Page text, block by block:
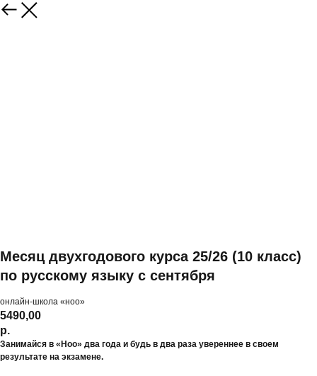
Месяц двухгодового курса 25/26 (10 класс)
по русскому языку с сентября
онлайн-школа «ноо»
5490,00
р.
Занимайся в «Ноо» два года и будь в два раза увереннее в своем
результате на экзамене.